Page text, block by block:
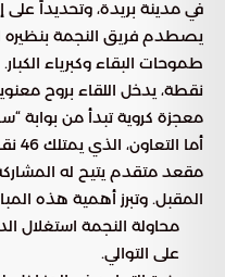
في مدينة بريدة، وتحديداً على
يصطدم فريق النجمة بنظيره
نقطة، يدخل اللقاء بروح
معجزة كروية تبدأ من بوابة
مقعد متقدم يتيح له
المقبل. وتبرز أهمية هذه
محاولة النجمة استغلال
على التوالي.